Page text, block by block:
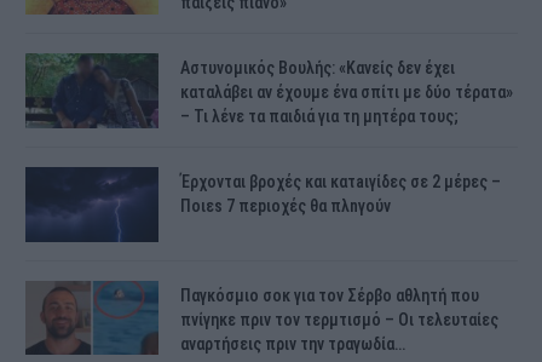
Αστυνομικός Bουλής: «Κανείς δεν έχει
καταλάβει αν έχουμε ένα σπίτι με δύο τέρατα»
– Τι λένε τα παιδιά για τη μητέρα τους;
Έρχονται βροχές και κατaιγίδες σε 2 μέpες –
Ποιεs 7 πεpιοχές θα πλnγούν
Παγκόσμιο σοκ για τον Σέρβο αθλητή που
πνίγηκε πριν τον τερμτισμό – Οι τελευταίες
αναρτήσεις πριν την τραγωδία…